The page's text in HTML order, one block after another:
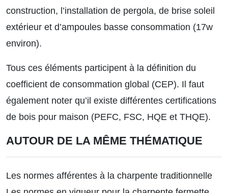
construction, l’installation de pergola, de brise soleil
extérieur et d’ampoules basse consommation (17w
environ).
Tous ces éléments participent à la définition du
coefficient de consommation global (CEP). Il faut
également noter qu’il existe différentes certifications
de bois pour maison (PEFC, FSC, HQE et THQE).
AUTOUR DE LA MÊME THÉMATIQUE
Les normes afférentes à la charpente traditionnelle